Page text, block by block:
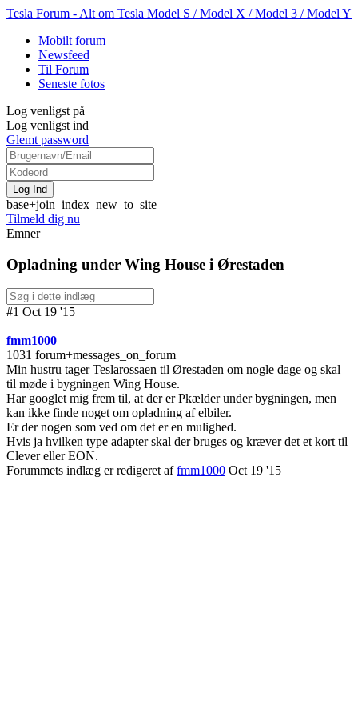
Tesla Forum - Alt om Tesla Model S / Model X / Model 3 / Model Y
Mobilt forum
Newsfeed
Til Forum
Seneste fotos
Log venligst på
Log venligst ind
Glemt password
base+join_index_new_to_site
Tilmeld dig nu
Emner
Opladning under Wing House i Ørestaden
#1 Oct 19 '15
fmm1000
1031 forum+messages_on_forum
Min hustru tager Teslarossaen til Ørestaden om nogle dage og skal
til møde i bygningen Wing House.
Har googlet mig frem til, at der er Pkælder under bygningen, men
kan ikke finde noget om opladning af elbiler.
Er der nogen som ved om det er en mulighed.
Hvis ja hvilken type adapter skal der bruges og kræver det et kort til
Clever eller EON.
Forummets indlæg er redigeret affmm1000 Oct 19 '15